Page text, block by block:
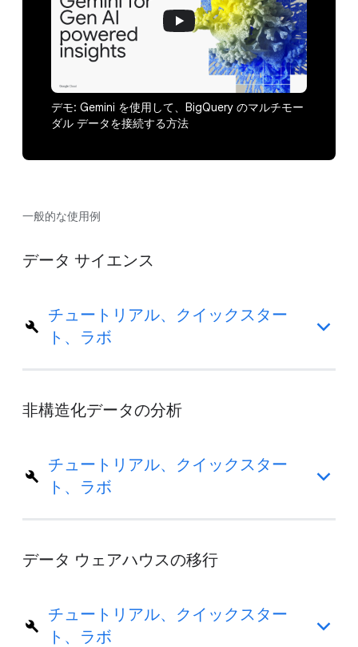
デモ: Gemini を使用して、BigQuery のマルチモー
ダル データを接続する方法
一般的な使用例
データ サイエンス
チュートリアル、クイックスター
ト、ラボ
非構造化データの分析
チュートリアル、クイックスター
ト、ラボ
データ ウェアハウスの移行
チュートリアル、クイックスター
ト、ラボ